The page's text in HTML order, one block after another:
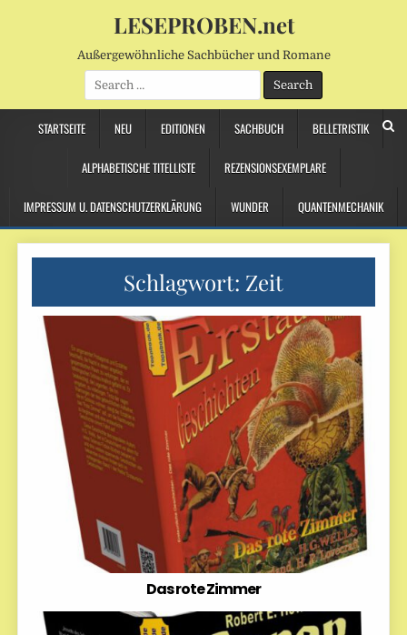
LESEPROBEN.net
Außergewöhnliche Sachbücher und Romane
Search
for:
STARTSEITE NEU EDITIONEN SACHBUCH BELLETRISTIK
ALPHABETISCHE TITELLISTE REZENSIONSEXEMPLARE
IMPRESSUM U. DATENSCHUTZERKLÄRUNG WUNDER QUANTENMECHANIK
Schlagwort: Zeit
Das rote Zimmer